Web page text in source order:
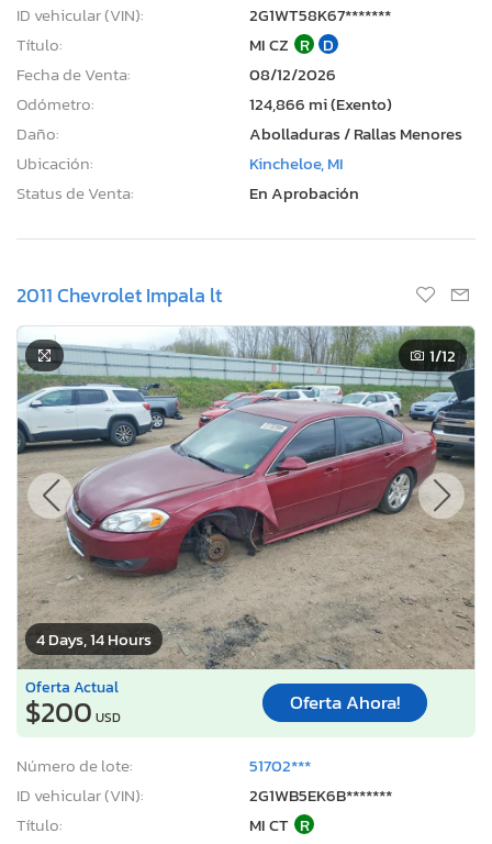
ID vehicular (VIN):
2G1WT58K67*******
Título:
MI CZ R D
Fecha de Venta:
08/12/2026
Odómetro:
124,866 mi (Exento)
Daño:
Abolladuras / Rallas Menores
Ubicación:
Kincheloe, MI
Status de Venta:
En Aprobación
2011 Chevrolet Impala lt
4 Days, 14 Hours
1/12
Oferta Actual
$200 USD
Oferta Ahora!
Número de lote:
51702***
ID vehicular (VIN):
2G1WB5EK6B*******
Título:
MI CT R